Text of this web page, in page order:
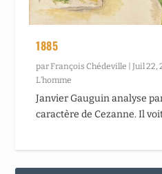
1885
par François Chédeville |Juil 22,
L’homme
Janvier Gauguin analyse
caractère de Cezanne. Il